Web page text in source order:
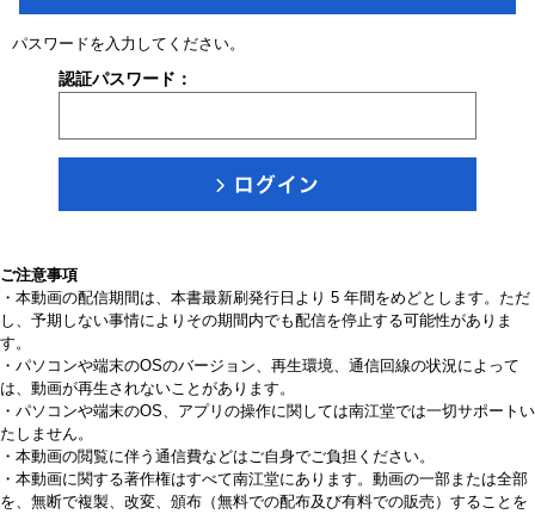
パスワードを入力してください。
認証パスワード：
ご注意事項
・本動画の配信期間は、本書最新刷発行日より 5 年間をめどとします。ただ
し、予期しない事情によりその期間内でも配信を停止する可能性がありま
す。
・パソコンや端末のOSのバージョン、再生環境、通信回線の状況によって
は、動画が再生されないことがあります。
・パソコンや端末のOS、アプリの操作に関しては南江堂では一切サポートい
たしません。
・本動画の閲覧に伴う通信費などはご自身でご負担ください。
・本動画に関する著作権はすべて南江堂にあります。動画の一部または全部
を、無断で複製、改変、頒布（無料での配布及び有料での販売）することを